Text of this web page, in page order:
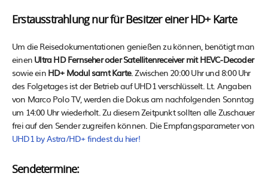
Erstausstrahlung nur für Besitzer einer HD+ Karte
Um die Reisedokumentationen genießen zu können, benötigt man
einen Ultra HD Fernseher oder Satellitenreceiver mit HEVC-Decoder
sowie ein HD+ Modul samt Karte. Zwischen 20:00 Uhr und 8:00 Uhr
des Folgetages ist der Betrieb auf UHD1 verschlüsselt. Lt. Angaben
von Marco Polo TV, werden die Dokus am nachfolgenden Sonntag
um 14:00 Uhr wiederholt. Zu diesem Zeitpunkt sollten alle Zuschauer
frei auf den Sender zugreifen können. Die Empfangsparameter von
UHD1 by Astra/HD+ findest du hier!
Sendetermine: